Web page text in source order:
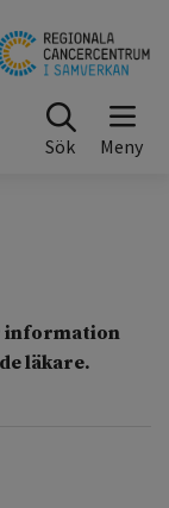
Sök
information
läkare.